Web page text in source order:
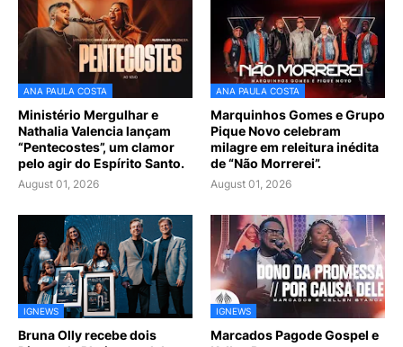
ANA PAULA COSTA
Ministério Mergulhar e
Nathalia Valencia lançam
“Pentecostes”, um clamor
pelo agir do Espírito Santo.
August 01, 2026
ANA PAULA COSTA
Marquinhos Gomes e Grupo
Pique Novo celebram
milagre em releitura inédita
de “Não Morrerei”.
August 01, 2026
IGNEWS
Bruna Olly recebe dois
IGNEWS
Marcados Pagode Gospel e